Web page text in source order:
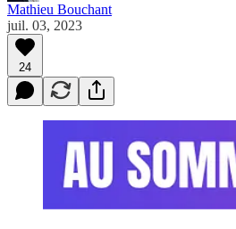
Mathieu Bouchant
juil. 03, 2023
24